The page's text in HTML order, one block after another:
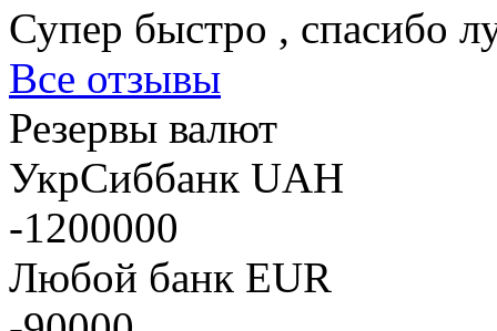
Супер быстро , спасибо
Все отзывы
Резервы валют
УкрСиббанк UAH
-1200000
Любой банк EUR